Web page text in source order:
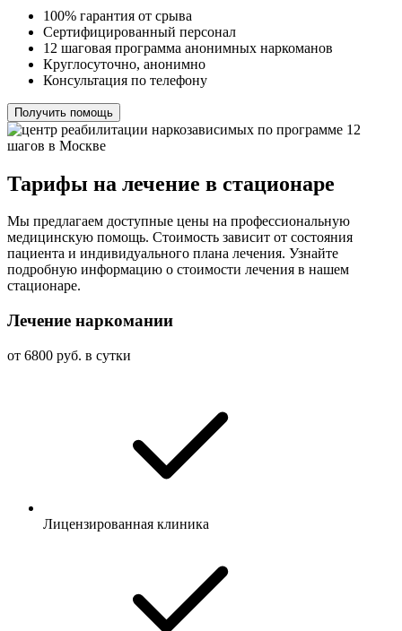
100% гарантия от срыва
Сертифицированный персонал
12 шаговая программа анонимных наркоманов
Круглосуточно, анонимно
Консультация по телефону
Получить помощь
Тарифы на лечение в стационаре
Мы предлагаем доступные цены на профессиональную
медицинскую помощь. Стоимость зависит от состояния
пациента и индивидуального плана лечения. Узнайте
подробную информацию о стоимости лечения в нашем
стационаре.
Лечение наркомании
от 6800 руб. в сутки
Лицензированная клиника